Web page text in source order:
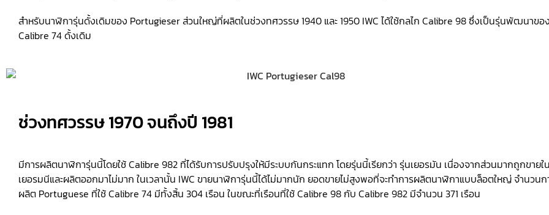
สำหรับนาฬิการุ่นดั้งเดิมของ Portugieser ส่วนใหญ่ที่ผลิตในช่วงทศวรรษ 1940 และ 1950 IWC ได้ใช้กลไก Calibre 98 ซึ่งเป็นรุ่นพัฒนาขอ
Calibre 74 ดั้งเดิม
ช่วงทศวรรษ 1970 จนถึงปี 1981
มีการผลิตนาฬิการุ่นนี้โดยใช้ Calibre 982 ที่ได้รับการปรับปรุงให้มีระบบกันกระแทก โดยรุ่นนี้เรียกว่า รุ่นเยอรมัน เนื่องจากส่วนมากถูกขายใ
เยอรมนีและผลิตออกมาไม่มาก ในเวลานั้น IWC ขายนาฬิการุ่นนี้ได้ไม่มากนัก ยอดขายไม่สูงพอที่จะทำการผลิตนาฬิกาแบบล็อตใหญ่ จำนวนก
ผลิต Portuguese ที่ใช้ Calibre 74 มีทั้งสิ้น 304 เรือน ในขณะที่เรือนที่ใช้ Calibre 98 กับ Calibre 982 มีจำนวน 371 เรือน